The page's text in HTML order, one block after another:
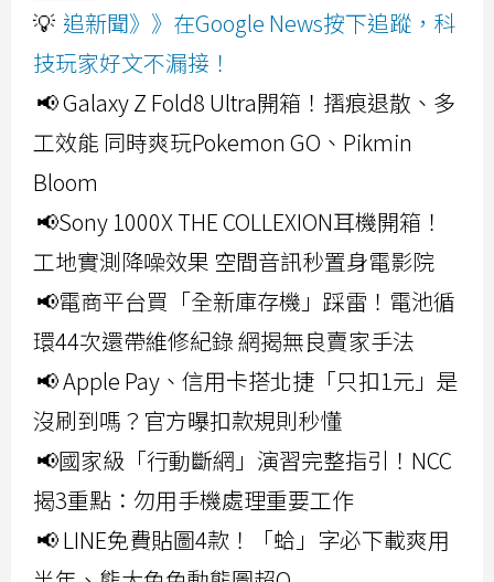
💡 追新聞》》在Google News按下追蹤，科
技玩家好文不漏接！
📢 Galaxy Z Fold8 Ultra開箱！摺痕退散、多
工效能 同時爽玩Pokemon GO、Pikmin
Bloom
📢Sony 1000X THE COLLEXION耳機開箱！
工地實測降噪效果 空間音訊秒置身電影院
📢電商平台買「全新庫存機」踩雷！電池循
環44次還帶維修紀錄 網揭無良賣家手法
📢 Apple Pay、信用卡搭北捷「只扣1元」是
沒刷到嗎？官方曝扣款規則秒懂
📢國家級「行動斷網」演習完整指引！NCC
揭3重點：勿用手機處理重要工作
📢 LINE免費貼圖4款！「蛤」字必下載爽用